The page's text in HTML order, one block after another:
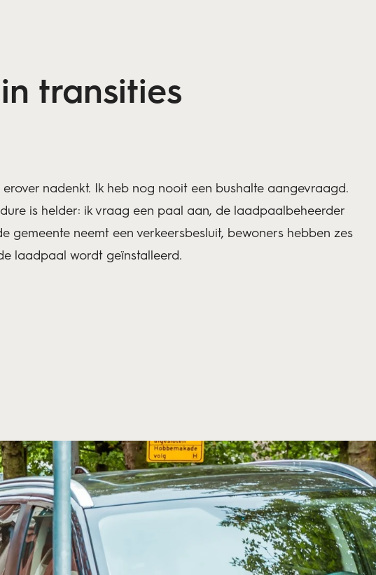
transities
nadenkt. Ik heb nog nooit een bushalte aangevraagd.
is helder: ik vraag een paal aan, de laadpaalbeheerder
neemt een verkeersbesluit, bewoners hebben zes
laadpaal wordt geïnstalleerd.